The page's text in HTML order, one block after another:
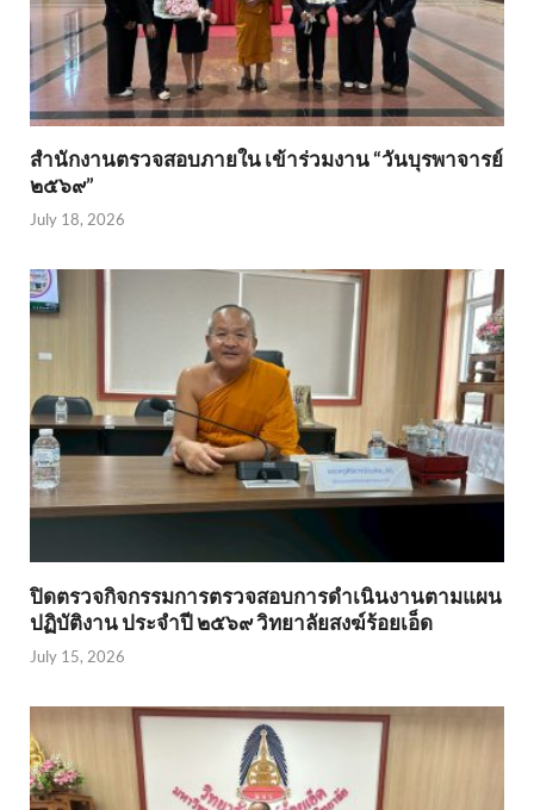
สำนักงานตรวจสอบภายใน เข้าร่วมงาน “วันบุรพาจารย์
๒๕๖๙”
July 18, 2026
ปิดตรวจกิจกรรมการตรวจสอบการดำเนินงานตามแผน
ปฏิบัติงาน ประจำปี ๒๕๖๙ วิทยาลัยสงฆ์ร้อยเอ็ด
July 15, 2026